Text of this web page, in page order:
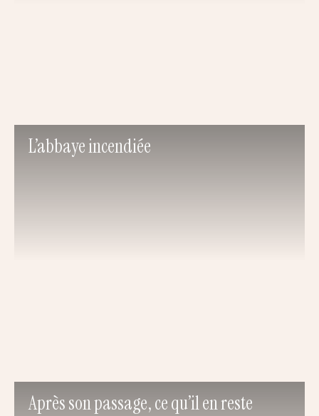
L’abbaye incendiée
Après son passage, ce qu’il en reste